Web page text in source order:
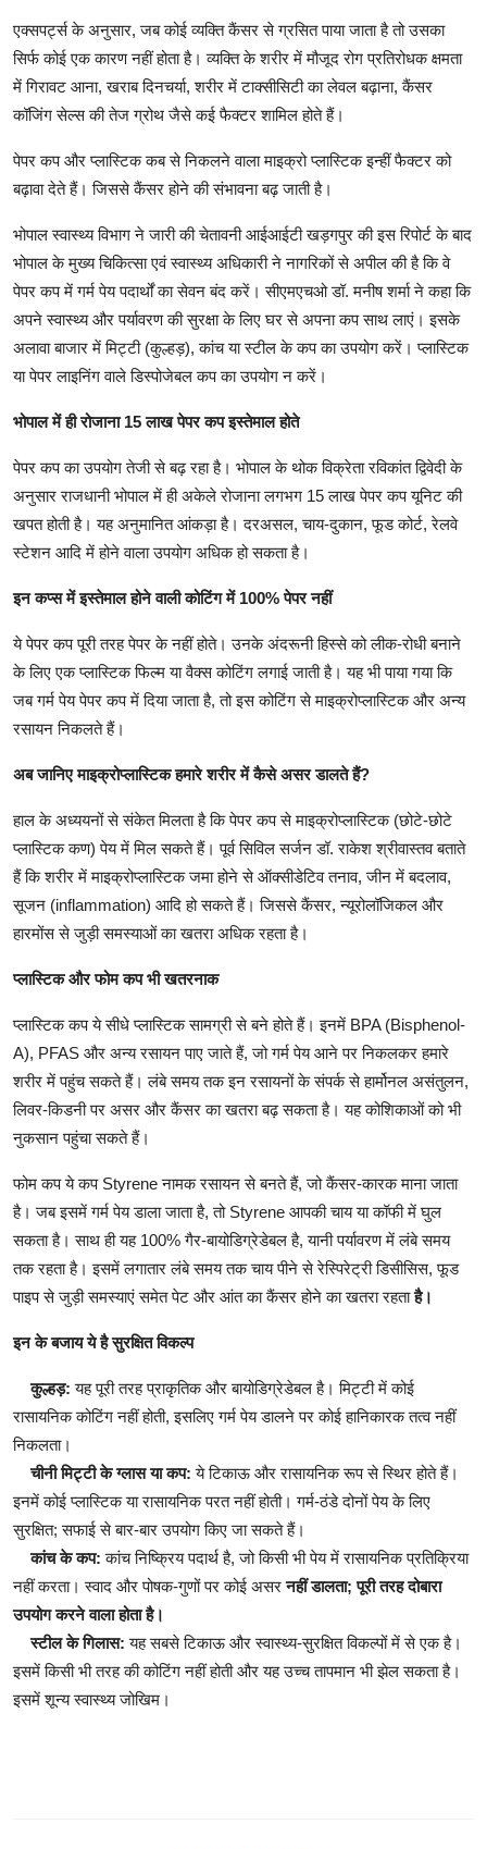
एक्सपर्ट्स के अनुसार, जब कोई व्यक्ति कैंसर से ग्रसित पाया जाता है तो उसका
सिर्फ कोई एक कारण नहीं होता है। व्यक्ति के शरीर में मौजूद रोग प्रतिरोधक क्षमता
में गिरावट आना, खराब दिनचर्या, शरीर में टाक्सीसिटी का लेवल बढ़ाना, कैंसर
कॉजिंग सेल्स की तेज ग्रोथ जैसे कई फैक्टर शामिल होते हैं।
पेपर कप और प्लास्टिक कब से निकलने वाला माइक्रो प्लास्टिक इन्हीं फैक्टर को
बढ़ावा देते हैं। जिससे कैंसर होने की संभावना बढ़ जाती है।
भोपाल स्वास्थ्य विभाग ने जारी की चेतावनी आईआईटी खड़गपुर की इस रिपोर्ट के बाद
भोपाल के मुख्य चिकित्सा एवं स्वास्थ्य अधिकारी ने नागरिकों से अपील की है कि वे
पेपर कप में गर्म पेय पदार्थों का सेवन बंद करें। सीएमएचओ डॉ. मनीष शर्मा ने कहा कि
अपने स्वास्थ्य और पर्यावरण की सुरक्षा के लिए घर से अपना कप साथ लाएं। इसके
अलावा बाजार में मिट्टी (कुल्हड़), कांच या स्टील के कप का उपयोग करें। प्लास्टिक
या पेपर लाइनिंग वाले डिस्पोजेबल कप का उपयोग न करें।
भोपाल में ही रोजाना 15 लाख पेपर कप इस्तेमाल होते
पेपर कप का उपयोग तेजी से बढ़ रहा है। भोपाल के थोक विक्रेता रविकांत द्विवेदी के
अनुसार राजधानी भोपाल में ही अकेले रोजाना लगभग 15 लाख पेपर कप यूनिट की
खपत होती है। यह अनुमानित आंकड़ा है। दरअसल, चाय-दुकान, फूड कोर्ट, रेलवे
स्टेशन आदि में होने वाला उपयोग अधिक हो सकता है।
इन कप्स में इस्तेमाल होने वाली कोटिंग में 100% पेपर नहीं
ये पेपर कप पूरी तरह पेपर के नहीं होते। उनके अंदरूनी हिस्से को लीक-रोधी बनाने
के लिए एक प्लास्टिक फिल्म या वैक्स कोटिंग लगाई जाती है। यह भी पाया गया कि
जब गर्म पेय पेपर कप में दिया जाता है, तो इस कोटिंग से माइक्रोप्लास्टिक और अन्य
रसायन निकलते हैं।
अब जानिए माइक्रोप्लास्टिक हमारे शरीर में कैसे असर डालते हैं?
हाल के अध्ययनों से संकेत मिलता है कि पेपर कप से माइक्रोप्लास्टिक (छोटे-छोटे
प्लास्टिक कण) पेय में मिल सकते हैं। पूर्व सिविल सर्जन डॉ. राकेश श्रीवास्तव बताते
हैं कि शरीर में माइक्रोप्लास्टिक जमा होने से ऑक्सीडेटिव तनाव, जीन में बदलाव,
सूजन (inflammation) आदि हो सकते हैं। जिससे कैंसर, न्यूरोलॉजिकल और
हारमोंस से जुड़ी समस्याओं का खतरा अधिक रहता है।
प्लास्टिक और फोम कप भी खतरनाक
प्लास्टिक कप ये सीधे प्लास्टिक सामग्री से बने होते हैं। इनमें BPA (Bisphenol-
A), PFAS और अन्य रसायन पाए जाते हैं, जो गर्म पेय आने पर निकलकर हमारे
शरीर में पहुंच सकते हैं। लंबे समय तक इन रसायनों के संपर्क से हार्मोनल असंतुलन,
लिवर-किडनी पर असर और कैंसर का खतरा बढ़ सकता है। यह कोशिकाओं को भी
नुकसान पहुंचा सकते हैं।
फोम कप ये कप Styrene नामक रसायन से बनते हैं, जो कैंसर-कारक माना जाता
है। जब इसमें गर्म पेय डाला जाता है, तो Styrene आपकी चाय या कॉफी में घुल
सकता है। साथ ही यह 100% गैर-बायोडिग्रेडेबल है, यानी पर्यावरण में लंबे समय
तक रहता है। इसमें लगातार लंबे समय तक चाय पीने से रेस्पिरेट्री डिसीसिस, फूड
पाइप से जुड़ी समस्याएं समेत पेट और आंत का कैंसर होने का खतरा रहताहै।
इन के बजाय ये है सुरक्षित विकल्प
कुल्हड़: यह पूरी तरह प्राकृतिक और बायोडिग्रेडेबल है। मिट्टी में कोई
रासायनिक कोटिंग नहीं होती, इसलिए गर्म पेय डालने पर कोई हानिकारक तत्व नहीं
निकलता।
चीनी मिट्टी के ग्लास या कप: ये टिकाऊ और रासायनिक रूप से स्थिर होते हैं।
इनमें कोई प्लास्टिक या रासायनिक परत नहीं होती। गर्म-ठंडे दोनों पेय के लिए
सुरक्षित; सफाई से बार-बार उपयोग किए जा सकते हैं।
कांच के कप: कांच निष्क्रिय पदार्थ है, जो किसी भी पेय में रासायनिक प्रतिक्रिया
नहीं करता। स्वाद और पोषक-गुणों पर कोई असरनहीं डालता; पूरी तरह दोबारा
उपयोग करने वाला होता है।
स्टील के गिलास: यह सबसे टिकाऊ और स्वास्थ्य-सुरक्षित विकल्पों में से एक है।
इसमें किसी भी तरह की कोटिंग नहीं होती और यह उच्च तापमान भी झेल सकता है।
इसमें शून्य स्वास्थ्य जोखिम।